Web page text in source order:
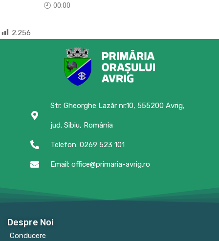
00:00
2.256
Str. Gheorghe Lazăr nr.10, 555200 Avrig,
jud. Sibiu, România
Telefon: 0269 523 101
Email: office@primaria-avrig.ro
Despre Noi
Conducere